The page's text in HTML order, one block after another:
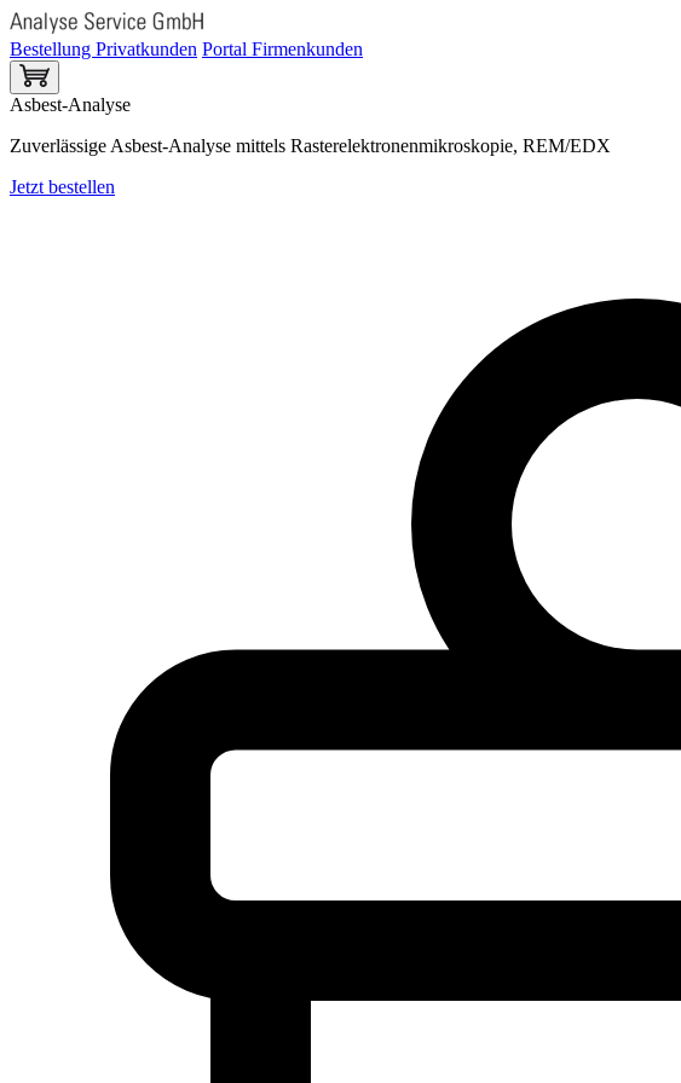
Bestellung Privatkunden Portal Firmenkunden
Asbest-Analyse
Zuverlässige Asbest-Analyse mittels Rasterelektronenmikroskopie, REM/EDX
Jetzt bestellen